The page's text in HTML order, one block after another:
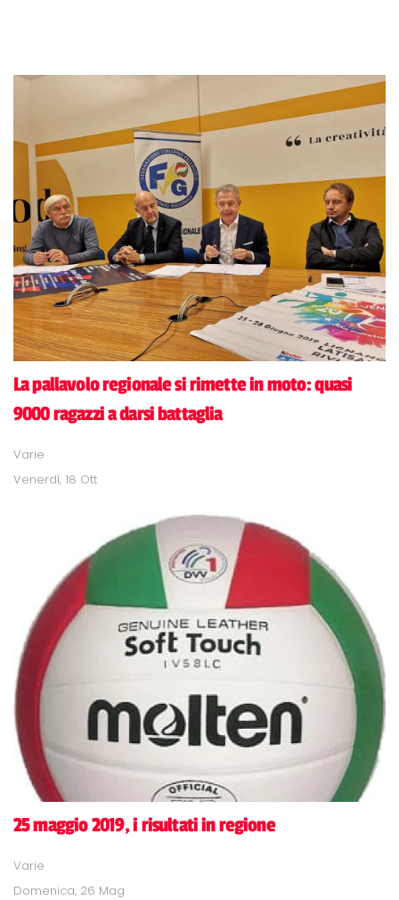
La pallavolo regionale si rimette in moto: quasi
9000 ragazzi a darsi battaglia
Varie
Venerdì, 18 Ott
25 maggio 2019, i risultati in regione
Varie
Domenica, 26 Mag